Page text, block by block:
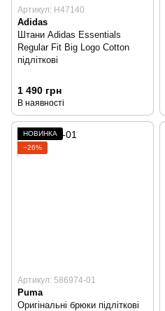
Артикул: H47140
Adidas
Штани Adidas Essentials
Regular Fit Big Logo Cotton
підліткові
1 490 грн
В наявності
НОВИНКА
−26%
Артикул: 586974-01
Puma
Оригінальні брюки підліткові